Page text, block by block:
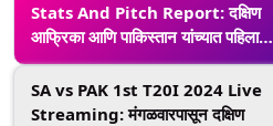
Stats And Pitch Report: दक्षिण
आफ्रिका आणि पाकिस्तान यांच्यात पहिला
टी-20 सामना, येथे जाणून घ्या किंग्समीडची
आकडेवारी, खेळपट्टीचा अहवाल, सर्वाधिक
धावा आणि विकेट घेणारे खेळाडू
SA vs PAK 1st T20I 2024 Live
Streaming: मंगळवारपासून दक्षिण